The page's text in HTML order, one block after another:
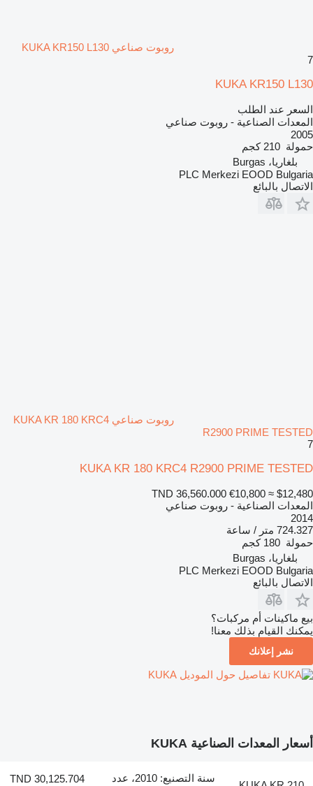
روبوت صناعي KUKA KR150 L130
7
KUKA KR150 L130
السعر عند الطلب
المعدات الصناعية - روبوت صناعي
2005
حمولة 210 كجم
بلغاريا، Burgas
PLC Merkezi EOOD Bulgaria
الاتصال بالبائع
روبوت صناعي KUKA KR 180 KRC4
R2900 PRIME TESTED
7
KUKA KR 180 KRC4 R2900 PRIME TESTED
TND 36,560.000 €10,800 ≈ $12,480
المعدات الصناعية - روبوت صناعي
2014
724.327 متر / ساعة
حمولة 180 كجم
بلغاريا، Burgas
PLC Merkezi EOOD Bulgaria
الاتصال بالبائع
بيع ماكينات أم مركبات؟
يمكنك القيام بذلك معنا!
نشر إعلانك
تفاصيل حول الموديل KUKA
أسعار المعدات الصناعية KUKA
سنة التصنيع: 2010، عدد
TND 30,125.704